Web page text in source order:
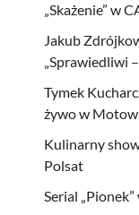
„Skażenie” w
Jakub
„Sprawiedliwi
Tymek
żywo w
Kulinarny
Polsat
Serial